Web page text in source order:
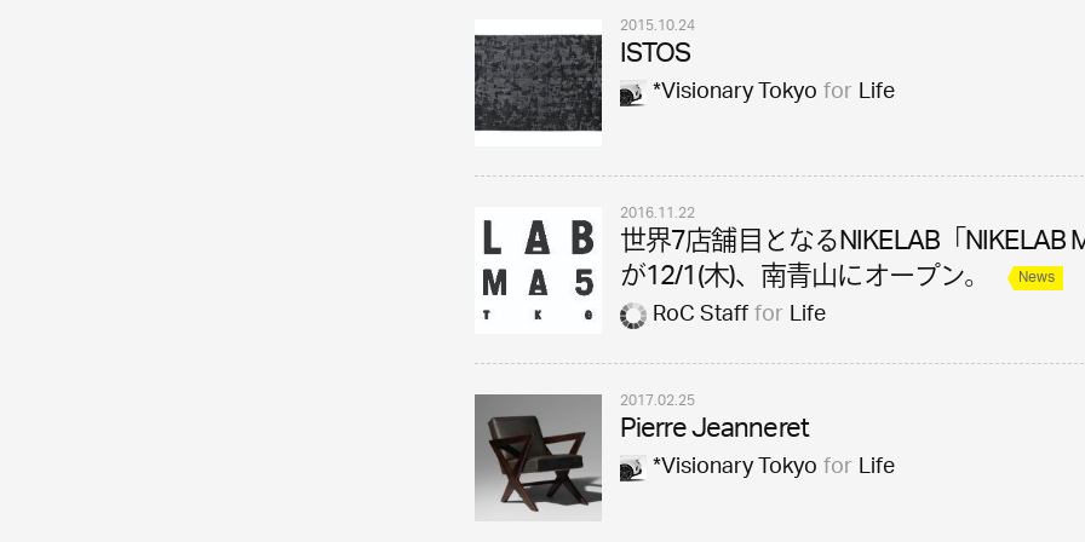
2015.10.24
ISTOS
*Visionary TokyoforLife
2016.11.22
世界7店舗目となるNIKELAB「NIKELAB
が12/1(木)、南青山にオープン。 News
RoC StaffforLife
2017.02.25
Pierre Jeanneret
*Visionary TokyoforLife